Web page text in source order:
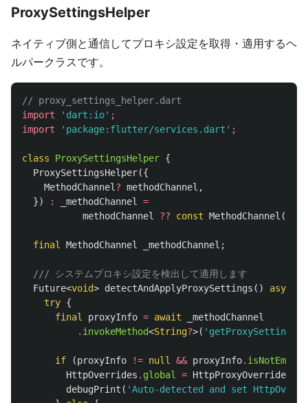
ProxySettingsHelper
ネイティブ側と通信してプロキシ設定を取得・適用するヘ
ルパークラスです。
// proxy_settings_helper.dart
import
'dart:io' ;
import
'package:flutter/services.dart' ;
class ProxySettingsHelper {
ProxySettingsHelper({
MethodChannel ? methodChannel ,
})
: _methodChannel
=
methodChannel
?? const MethodChannel (
final MethodChannel _methodChannel ;
/// システムプロキシ設定を検出して適用します
Future<void> detectAndApplyProxySettings () async
try {
final
proxyInfo = await
_methodChannel
. invokeMethod<String?>( 'getProxySetting'
if (proxyInfo != null && proxyInfo. isNotEmpty
HttpOverrides . global = HttpProxyOverrides
debugPrint ( 'Auto-detected and set